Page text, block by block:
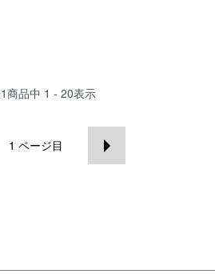
商品中 1 - 20表示
1 ページ目